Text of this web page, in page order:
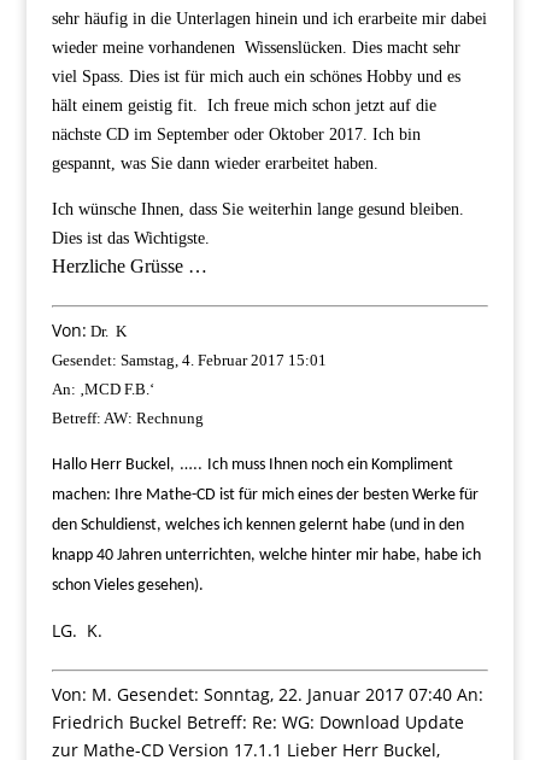
sehr häufig in die Unterlagen hinein und ich erarbeite mir dabei
wieder meine vorhandenen Wissenslücken. Dies macht sehr
viel Spass. Dies ist für mich auch ein schönes Hobby und es
hält einem geistig fit. Ich freue mich schon jetzt auf die
nächste CD im September oder Oktober 2017. Ich bin
gespannt, was Sie dann wieder erarbeitet haben.
Ich wünsche Ihnen, dass Sie weiterhin lange gesund bleiben.
Dies ist das Wichtigste.
Herzliche Grüsse …
Von: Dr. K
Gesendet: Samstag, 4. Februar 2017 15:01
An: ‚MCD F.B.‘
Betreff: AW: Rechnung
Hallo Herr Buckel, ….. Ich muss Ihnen noch ein Kompliment
machen: Ihre Mathe-CD ist für mich eines der besten Werke für
den Schuldienst, welches ich kennen gelernt habe(und in den
knapp 40 Jahren unterrichten, welche hinter mir habe, habe ich
schon Vieles gesehen).
LG. K.
Von: M. Gesendet: Sonntag, 22. Januar 2017 07:40 An:
Friedrich Buckel Betreff: Re: WG: Download Update
zur Mathe-CD Version 17.1.1 Lieber Herr Buckel,